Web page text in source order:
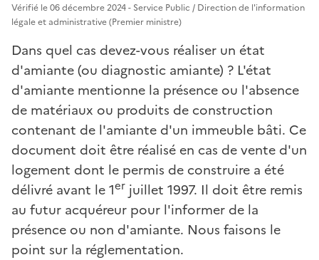
Vérifié le 06 décembre 2024 - Service Public / Direction de l'information
légale et administrative (Premier ministre)
Dans quel cas devez-vous réaliser un état
d'amiante (ou diagnostic amiante) ? L'état
d'amiante mentionne la présence ou l'absence
de matériaux ou produits de construction
contenant de l'amiante d'un immeuble bâti. Ce
document doit être réalisé en cas de vente d'un
logement dont le permis de construire a été
délivré avant le 1er juillet 1997. Il doit être remis
au futur acquéreur pour l'informer de la
présence ou non d'amiante. Nous faisons le
point sur la réglementation.